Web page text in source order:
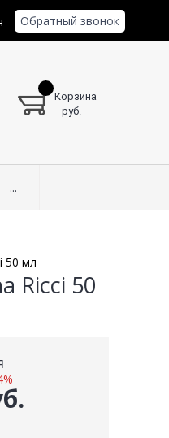
Обратный звонок
Корзина
руб.
...
50 мл
Ricci 50